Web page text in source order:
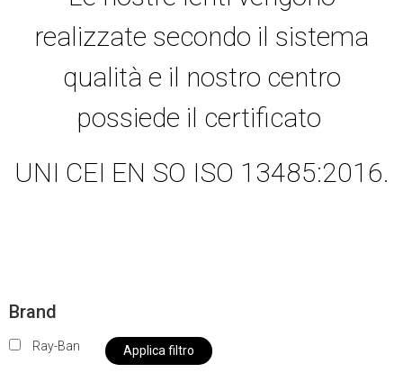
realizzate secondo il sistema
qualità e il nostro centro
possiede il certificato
UNI CEI EN SO ISO 13485:2016.
Brand
Ray-Ban Applica filtro